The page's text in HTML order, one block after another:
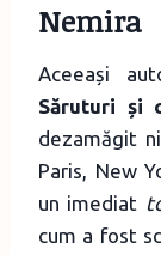
Nemira
Aceeași
Săruturi și
dezamăgit
Paris, New
un imediat
cum a fost